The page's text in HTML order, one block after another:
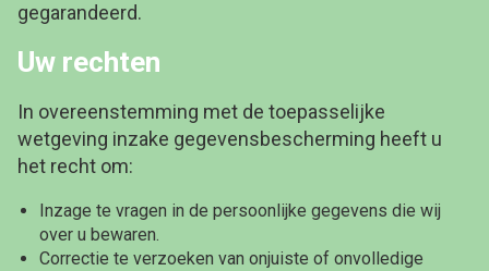
gegarandeerd.
Uw rechten
In overeenstemming met de toepasselijke
wetgeving inzake gegevensbescherming heeft u
het recht om:
Inzage te vragen in de persoonlijke gegevens die wij
over u bewaren.
Correctie te verzoeken van onjuiste of onvolledige